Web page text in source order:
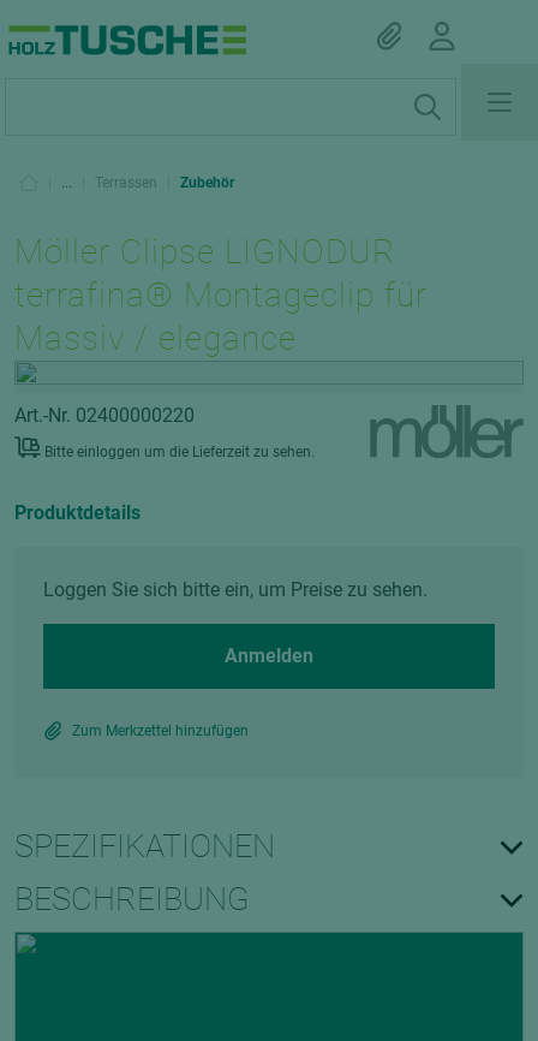
... Terrassen Zubehör
Möller Clipse LIGNODUR
terrafina® Montageclip für
Massiv / elegance
Art.-Nr. 02400000220
Bitte einloggen um die Lieferzeit zu sehen.
Produktdetails
Loggen Sie sich bitte ein, um Preise zu sehen.
Anmelden
Zum Merkzettel hinzufügen
SPEZIFIKATIONEN
BESCHREIBUNG